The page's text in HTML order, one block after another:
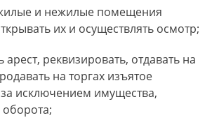
и нежилые помещения
их и осуществлять осмотр;
арест, реквизировать, отдавать на
на торгах изъятое
исключением имущества,
оборота;